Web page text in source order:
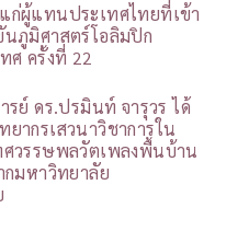
ก่ผู้แทนประเทศไทยที่เข้า
นภูมิศาสตร์โอลิมปิก
ศ ครั้งที่ 22
รย์ ดร.ปรมินท์ จารุวร ได้
ากรเสวนาวิชาการใน
วรรษพลวัตเพลงพื้นบ้าน
กมหาวิทยาลัย